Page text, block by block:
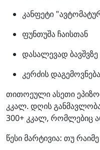
კანფეტი
ფუნთუშა ჩაისთან
დასალევად ბავშვზე
კერძის
თითოეული ასეთი
კკალ. დღის
300+ კკალ, რომლებიც
წესი მარტივია: თუ